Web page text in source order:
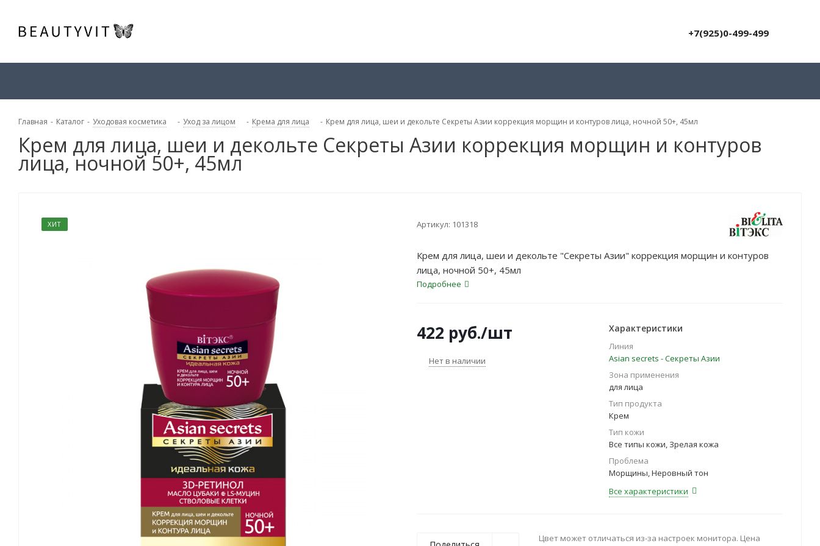
+7(925)0-499-499
Главная - Каталог - Уходовая косметика - Уход за лицом - Крема для лица - Крем для лица, шеи и декольте Секреты Азии коррекция морщин и контуров лица, ночной 50+, 45мл
Крем для лица, шеи и декольте Секреты Азии коррекция морщин и контуров
лица, ночной 50+, 45мл
ХИТ Артикул: 101318
Крем для лица, шеи и декольте "Секреты Азии" коррекция морщин и контуров
лица, ночной 50+, 45мл
Подробнее
422 руб./шт
Нет в наличии
Характеристики
Линия
Asian seсrets - Секреты Азии
Зона применения
для лица
Тип продукта
Крем
Тип кожи
Все типы кожи, Зрелая кожа
Проблема
Морщины, Неровный тон
Все характеристики
Цвет может отличаться из-за настроек монитора. Цена